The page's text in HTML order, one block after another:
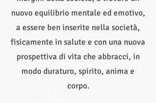
nuovo equilibrio mentale ed emotivo,
a essere ben inserite nella società,
fisicamente in salute e con una nuova
prospettiva di vita che abbracci, in
modo duraturo, spirito, anima e
corpo.